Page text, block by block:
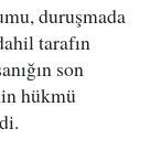
duruşmada
tarafın
son
hükmü